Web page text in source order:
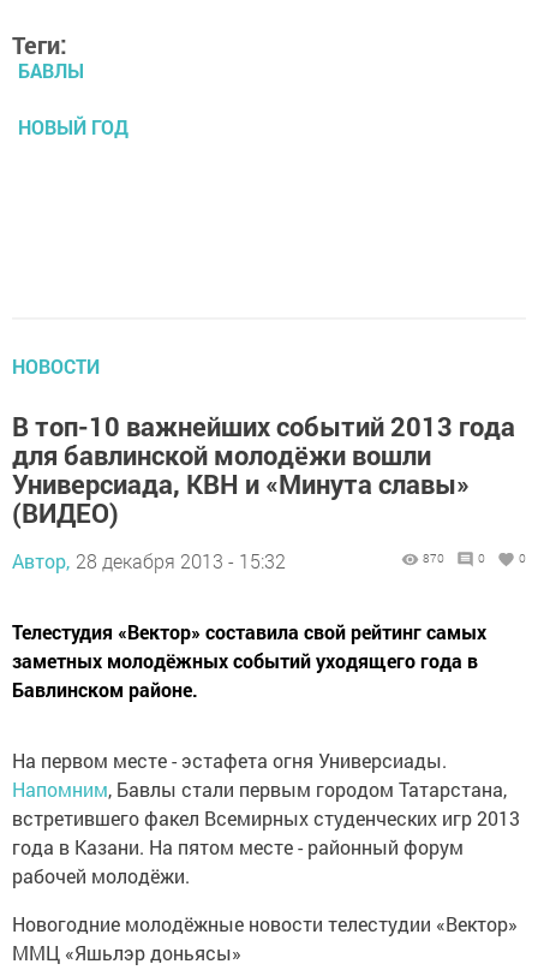
Теги:
БАВЛЫ
НОВЫЙ ГОД
НОВОСТИ
В топ-10 важнейших событий 2013 года
для бавлинской молодёжи вошли
Универсиада, КВН и «Минута славы»
(ВИДЕО)
Автор, 28 декабря 2013 - 15:32 870 0 0
Телестудия «Вектор» составила свой рейтинг самых
заметных молодёжных событий уходящего года в
Бавлинском районе.
На первом месте - эстафета огня Универсиады.
Напомним, Бавлы стали первым городом Татарстана,
встретившего факел Всемирных студенческих игр 2013
года в Казани. На пятом месте - районный форум
рабочей молодёжи.
Новогодние молодёжные новости телестудии «Вектор»
ММЦ «Яшьлэр доньясы»